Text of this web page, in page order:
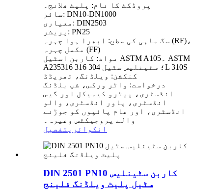
پروڈکٹ کا نام: پلیٹ فلانج۔
سائز: DN10-DN1000
معیاری: DIN2503
پریشر: PN25
سگ ماہی کی سطح: ابھرا ہوا چہرہ (RF)،
مکمل چہرہ (FF)
مواد: کاربن اسٹیل ASTM A105۔ ASTM
A235؛ سٹینلیس سٹیل 304 316 316L 310S
کنکشن: ویلڈنگ، تھریڈڈ
درخواست: واٹر ورکس، شپ بلڈنگ
انڈسٹری، پیٹرو کیمیکل اور گیس
انڈسٹری، پاور انڈسٹری، والو
انڈسٹری، اور عام پائپوں کو جوڑنے
والے پروجیکٹس وغیرہ۔
انکوائری تفصیل
DIN 2501 PN10 کاربن سٹینلیس
سٹیل پلیٹ ویلڈنگ فلینج